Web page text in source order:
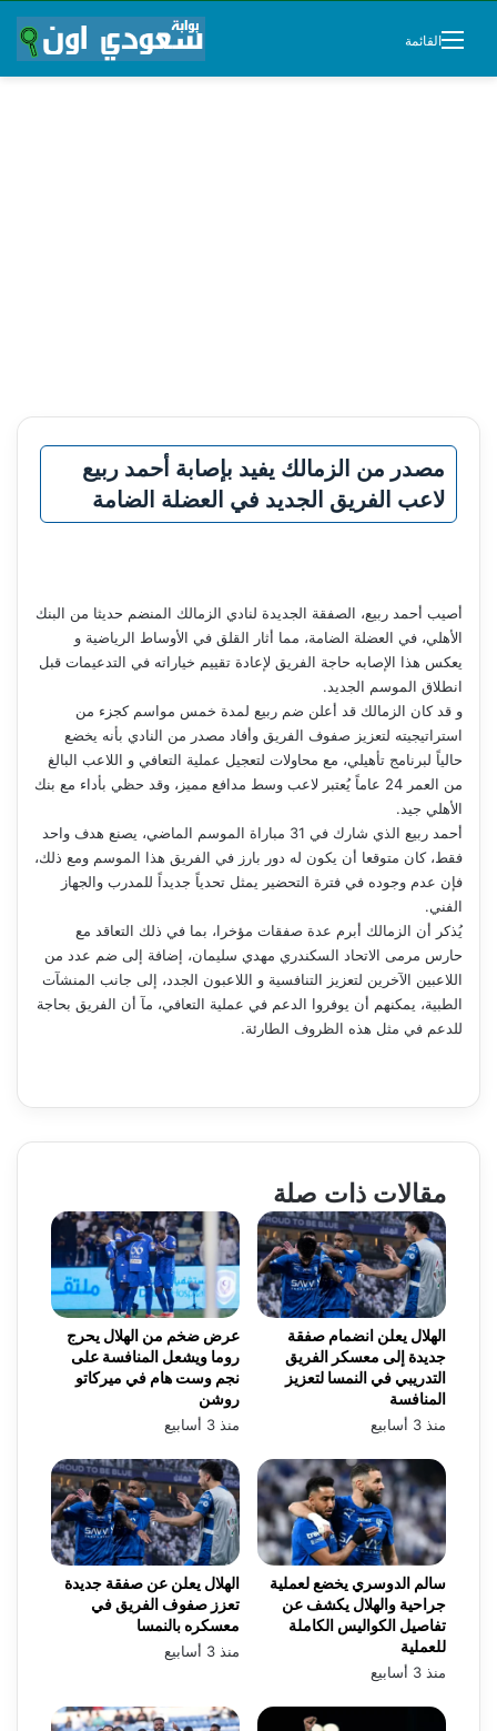
القائمة
مصدر من الزمالك يفيد بإصابة أحمد ربيع
لاعب الفريق الجديد في العضلة الضامة
أصيب أحمد ربيع، الصفقة الجديدة لنادي الزمالك المنضم حديثا من البنك
الأهلي، في العضلة الضامة، مما أثار القلق في الأوساط الرياضية و
يعكس هذا الإصابه حاجة الفريق لإعادة تقييم خياراته في التدعيمات قبل
انطلاق الموسم الجديد.
و قد كان الزمالك قد أعلن ضم ربيع لمدة خمس مواسم كجزء من
استراتيجيته لتعزيز صفوف الفريق وأفاد مصدر من النادي بأنه يخضع
حالياً لبرنامج تأهيلي، مع محاولات لتعجيل عملية التعافي و اللاعب البالغ
من العمر 24 عاماً يُعتبر لاعب وسط مدافع مميز، وقد حظي بأداء مع بنك
الأهلي جيد.
أحمد ربيع الذي شارك في 31 مباراة الموسم الماضي، يصنع هدف واحد
فقط، كان متوقعا أن يكون له دور بارز في الفريق هذا الموسم ومع ذلك،
فإن عدم وجوده في فترة التحضير يمثل تحدياً جديداً للمدرب والجهاز
الفني.
يُذكر أن الزمالك أبرم عدة صفقات مؤخرا، بما في ذلك التعاقد مع
حارس مرمى الاتحاد السكندري مهدي سليمان، إضافة إلى ضم عدد من
اللاعبين الآخرين لتعزيز التنافسية و اللاعبون الجدد، إلى جانب المنشآت
الطبية، يمكنهم أن يوفروا الدعم في عملية التعافي، مآ أن الفريق بحاجة
للدعم في مثل هذه الظروف الطارئة.
مقالات ذات صلة
عرض ضخم من الهلال يحرج
روما ويشعل المنافسة على
نجم وست هام في ميركاتو
روشن
منذ 3 أسابيع
الهلال يعلن انضمام صفقة
جديدة إلى معسكر الفريق
التدريبي في النمسا لتعزيز
المنافسة
منذ 3 أسابيع
الهلال يعلن عن صفقة جديدة
تعزز صفوف الفريق في
معسكره بالنمسا
منذ 3 أسابيع
سالم الدوسري يخضع لعملية
جراحية والهلال يكشف عن
تفاصيل الكواليس الكاملة
للعملية
منذ 3 أسابيع